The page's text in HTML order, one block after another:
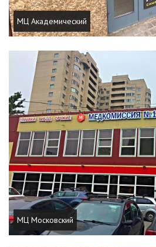
МЦ Академический
МЦ Московский